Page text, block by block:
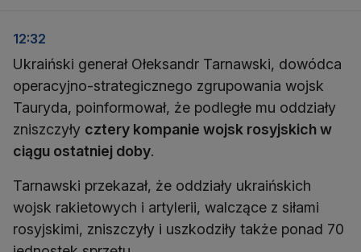
12:32
Ukraiński generał Ołeksandr Tarnawski, dowódca
operacyjno-strategicznego zgrupowania wojsk
Tauryda, poinformował, że podległe mu oddziały
zniszczyły cztery kompanie wojsk rosyjskich w
ciągu ostatniej doby.
Tarnawski przekazał, że oddziały ukraińskich
wojsk rakietowych i artylerii, walczące z siłami
rosyjskimi, zniszczyły i uszkodziły także ponad 70